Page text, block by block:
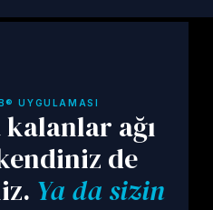
UYGULAMASI
ağı
de
Ya da sizin